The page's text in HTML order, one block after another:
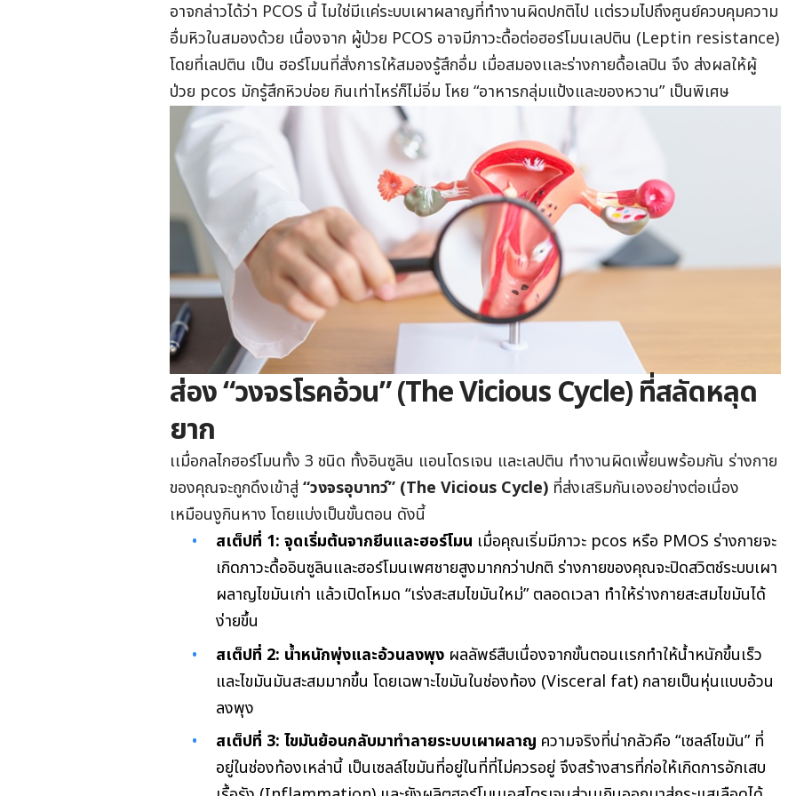
อาจกล่าวได้ว่า PCOS นี้ ไมใช่มีเเค่ระบบเผาผลาญที่ทำงานผิดปกติไป เเต่รวมไปถึงศูนย์ควบคุมความ
อื่มหิวในสมองด้วย เนื่องจาก ผู้ป่วย PCOS อาจมีภาวะดื้อต่อฮอร์โมนเลปติน (Leptin resistance)
โดยที่เลปติน เป็น ฮอร์โมนที่สั่งการให้สมองรู้สึกอื่ม เมื่อสมองเเละร่างกายดื้อเลปิน จึง ส่งผลให้ผู้
ป่วย pcos มักรู้สึกหิวบ่อย กินเท่าไหร่ก็ไม่อิ่ม โหย “อาหารกลุ่มแป้งและของหวาน” เป็นพิเศษ
ส่อง “วงจรโรคอ้วน” (The Vicious Cycle) ที่สลัดหลุด
ยาก
เเมื่อกลไกฮอร์โมนทั้ง 3 ชนิด ทั้งอินซูลิน แอนโดรเจน และเลปติน ทำงานผิดเพี้ยนพร้อมกัน ร่างกาย
ของคุณจะถูกดึงเข้าสู่“วงจรอุบาทว์” (The Vicious Cycle) ที่ส่งเสริมกันเองอย่างต่อเนื่อง
เหมือนงูกินหาง โดยแบ่งเป็นขั้นตอน ดังนี้
สเต็ปที่ 1: จุดเริ่มต้นจากยีนและฮอร์โมน เมื่อคุณเริ่มมีภาวะ pcos หรือ PMOS ร่างกายจะ
เกิดภาวะดื้ออินซูลินและฮอร์โมนเพศชายสูงมากกว่าปกติ ร่างกายของคุณจะปิดสวิตช์ระบบเผา
ผลาญไขมันเก่า แล้วเปิดโหมด “เร่งสะสมไขมันใหม่” ตลอดเวลา ทำให้ร่างกายสะสมไขมันได้
ง่ายขึ้น
สเต็ปที่ 2: น้ำหนักพุ่งและอ้วนลงพุง ผลลัพธ์สืบเนื่องจากขั้นตอนเเรกทำให้น้ำหนักขึ้นเร็ว
และไขมันมันสะสมมากขึ้น โดยเฉพาะไขมันในช่องท้อง (Visceral fat) กลายเป็นหุ่นแบบอ้วน
ลงพุง
สเต็ปที่ 3: ไขมันย้อนกลับมาทำลายระบบเผาผลาญ ความจริงที่น่ากลัวคือ “เซลล์ไขมัน” ที่
อยู่ในช่องท้องเหล่านี้ เป็นเซลล์ไขมันที่อยู่ในที่ที่ไม่ควรอยู่ จึงสร้างสารที่ก่อให้เกิดการอักเสบ